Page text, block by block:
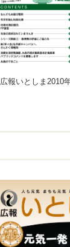
広報いとしま2010